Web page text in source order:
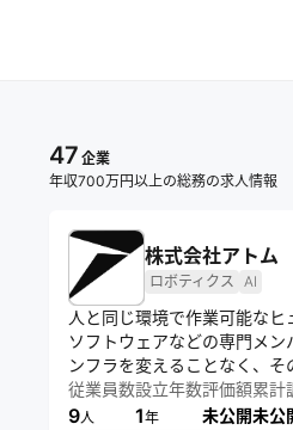
47 企業
年収700万円以上の総務の求人情報
株式会社アトム
ロボティクス AI
人と同じ環境で作業可能な
ソフトウェアなどの専門メ
ンフラを変えることなく、
題解決に挑む。
従業員数
9人
設立年数
1年
評価額
未公開
累計
未公